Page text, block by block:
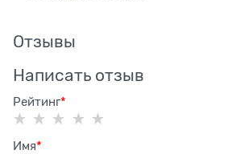
Отзывы
Написать отзыв
Рейтинг
Имя